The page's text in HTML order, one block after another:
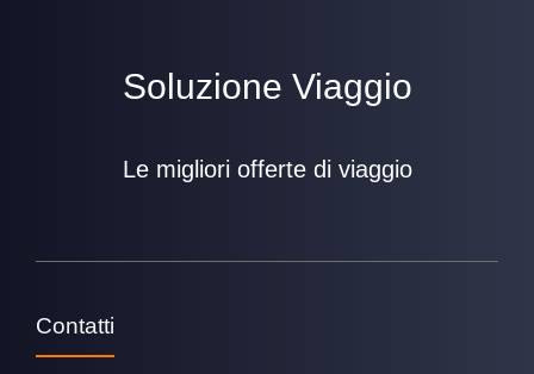
Soluzione Viaggio
Le migliori offerte di viaggio
Contatti